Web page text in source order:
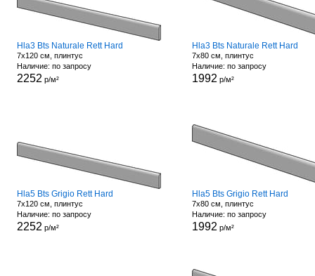
Hla3 Bts Naturale Rett Hard
7x120 см, плинтус
Наличие: по запросу
2252 р/м²
Hla3 Bts Naturale Rett Hard
7x80 см, плинтус
Наличие: по запросу
1992 р/м²
Hla5 Bts Grigio Rett Hard
7x120 см, плинтус
Наличие: по запросу
2252 р/м²
Hla5 Bts Grigio Rett Hard
7x80 см, плинтус
Наличие: по запросу
1992 р/м²